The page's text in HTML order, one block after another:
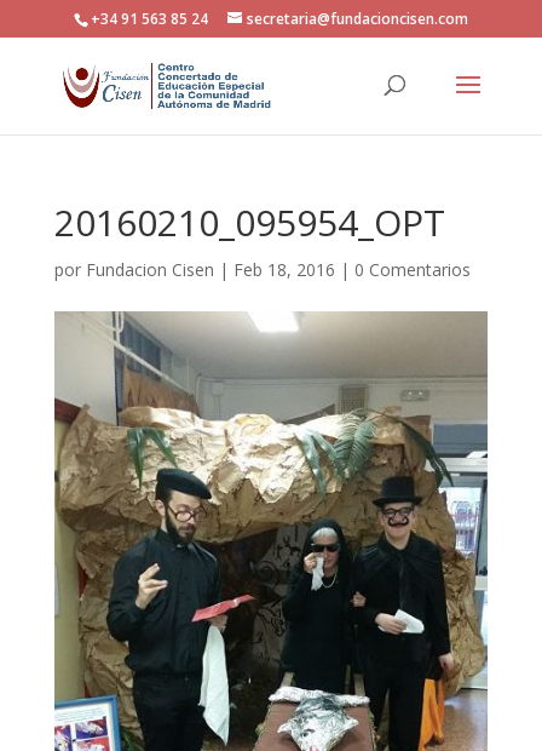
+34 91 563 85 24 secretaria@fundacioncisen.com
20160210_095954_OPT
por Fundacion Cisen | Feb 18, 2016 | 0 Comentarios